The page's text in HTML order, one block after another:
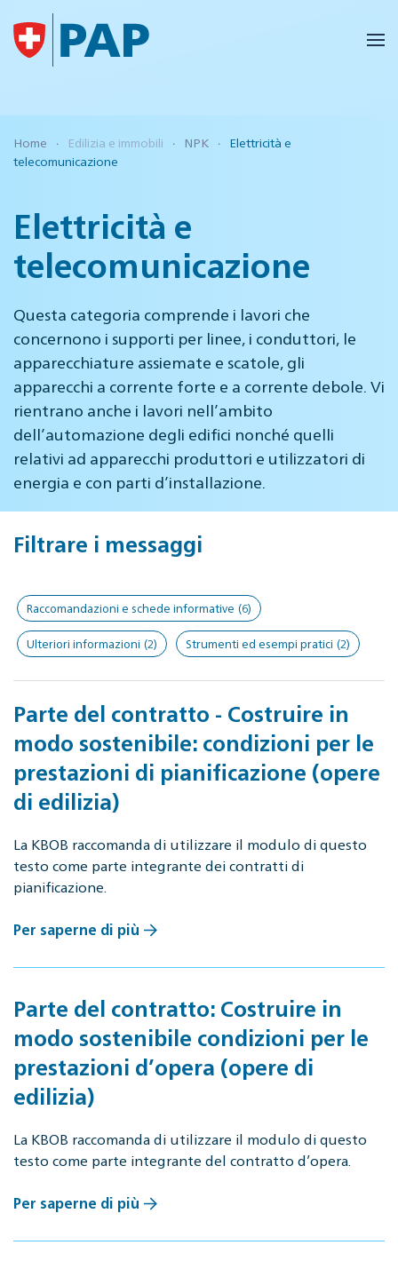
Skip to main content
Home Edilizia e immobili NPK
Elettricità e
telecomunicazione
Elettricità e
telecomunicazione
Questa categoria comprende i lavori che
concernono i supporti per linee, i conduttori, le
apparecchiature assiemate e scatole, gli
apparecchi a corrente forte e a corrente debole. Vi
rientrano anche i lavori nell’ambito
dell’automazione degli edifici nonché quelli
relativi ad apparecchi produttori e utilizzatori di
energia e con parti d’installazione.
Filtrare i messaggi
Raccomandazioni e schede informative (6)
Ulteriori informazioni (2) Strumenti ed esempi pratici (2)
Parte del contratto - Costruire in
modo sostenibile: condizioni per le
prestazioni di pianificazione (opere
di edilizia)
La KBOB raccomanda di utilizzare il modulo di questo
testo come parte integrante dei contratti di
pianificazione.
Per saperne di più
Parte del contratto: Costruire in
modo sostenibile condizioni per le
prestazioni d’opera (opere di
edilizia)
La KBOB raccomanda di utilizzare il modulo di questo
testo come parte integrante del contratto d’opera.
Per saperne di più